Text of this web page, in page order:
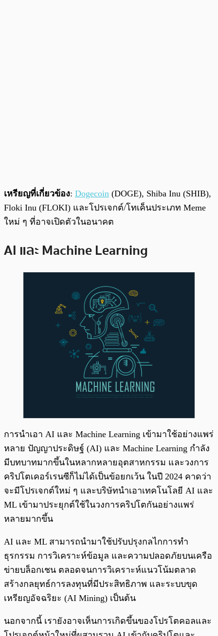
เหรียญที่เกี่ยวข้อง: Dogecoin (DOGE), Shiba Inu (SHIB),
Floki Inu (FLOKI) และโปรเจกต์/โทเค็นประเภท Meme
ใหม่ ๆ ที่อาจเปิดตัวในอนาคต
AI และ Machine Learning
การนำเอา AI และ Machine Learning เข้ามาใช้อย่างแพร่
หลาย ปัญญาประดิษฐ์ (AI) และ Machine Learning กำลัง
มีบทบาทมากขึ้นในหลากหลายอุตสาหกรรม และวงการ
คริปโตเคอร์เรนซีก็ไม่ได้เป็นข้อยกเว้น ในปี 2024 คาดว่า
จะมีโปรเจกต์ใหม่ ๆ และบริษัทนำเอาเทคโนโลยี AI และ
ML เข้ามาประยุกต์ใช้ในวงการคริปโตกันอย่างแพร่
หลายมากขึ้น
AI และ ML สามารถนำมาใช้ปรับปรุงกลไกการทำ
ธุรกรรม การวิเคราะห์ข้อมูล และความปลอดภัยบนเครือ
ข่ายบล็อกเชน ตลอดจนการวิเคราะห์แนวโน้มตลาด
สร้างกลยุทธ์การลงทุนที่มีประสิทธิภาพ และระบบขุด
เหรียญอัจฉริยะ (AI Mining) เป็นต้น
นอกจากนี้ เรายังอาจเห็นการเกิดขึ้นของโปรโตคอลและ